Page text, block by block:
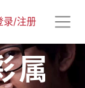
录/注册
属